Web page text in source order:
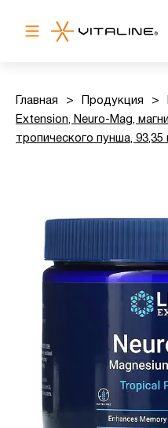
Главная > Продукция >
Extension, Neuro-Mag,
тропического пунша, 93,35